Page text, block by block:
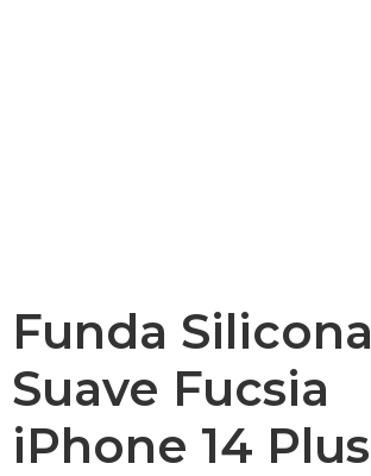
Funda Silicona
Suave Fucsia
iPhone 14 Plus